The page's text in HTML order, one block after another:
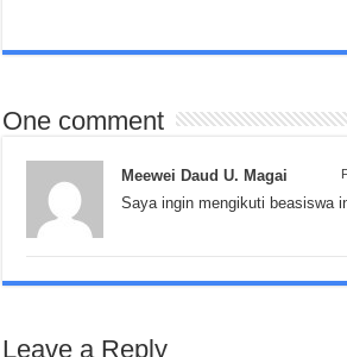
One comment
Meewei Daud U. Magai
Saya ingin mengikuti beasiswa
Leave a Reply